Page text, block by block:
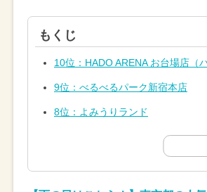
もくじ
10位：HADO ARENA お台場店（
9位：べるべるパーク新宿本店
8位：よみうりランド